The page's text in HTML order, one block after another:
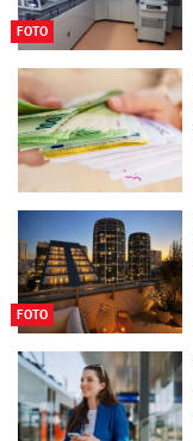
FOTO
FOTO